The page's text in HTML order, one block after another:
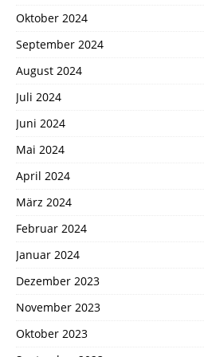
Oktober 2024
September 2024
August 2024
Juli 2024
Juni 2024
Mai 2024
April 2024
März 2024
Februar 2024
Januar 2024
Dezember 2023
November 2023
Oktober 2023